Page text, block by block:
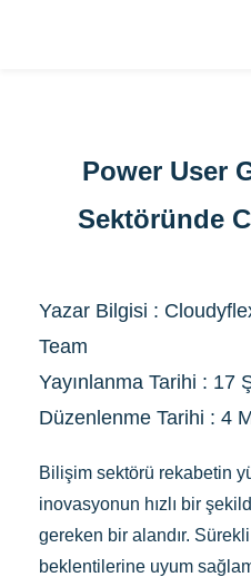
Power User
Sektöründe
Yazar Bilgisi :
Team
Yayınlanma Tarihi : 17
Düzenlenme Tarihi : 4
Bilişim sektörü rekabetin
inovasyonun hızlı bir
gereken bir alandır.
beklentilerine uyum